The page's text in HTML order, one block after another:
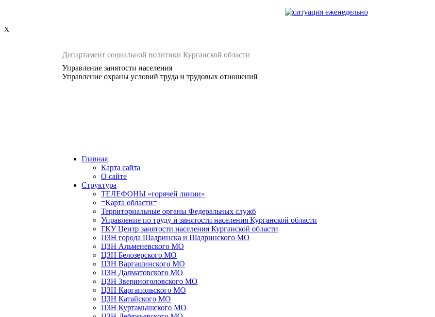
X
Департамент социальной политики Курганской области
Управление занятости населения
Управление охраны условий труда и трудовых отношений
Главная
Карта сайта
О сайте
Структура
ТЕЛЕФОНЫ «горячей линии»
=Карта области=
Территориальные органы Федеральных служб
Управление по труду и занятости населения Курганской области
ГКУ Центр занятости населения Курганской области
ЦЗН города Шадринска и Шадринского МО
ЦЗН Альменевского МО
ЦЗН Белозерского МО
ЦЗН Варгашинского МО
ЦЗН Далматовского МО
ЦЗН Звериноголовского МО
ЦЗН Каргапольского МО
ЦЗН Катайского МО
ЦЗН Куртамышского МО